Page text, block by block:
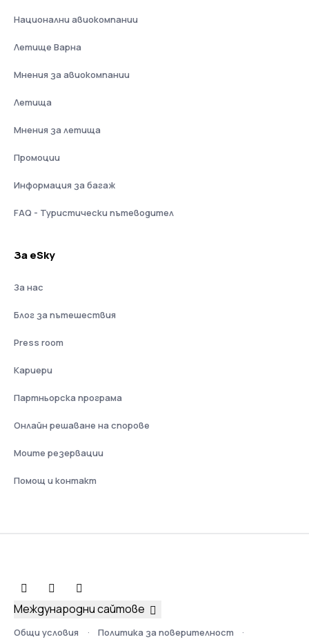
Национални авиокомпании
Летище Варна
Мнения за авиокомпании
Летища
Мнения за летища
Промоции
Информация за багаж
FAQ - Туристически пътеводител
За eSky
За нас
Блог за пътешествия
Press room
Кариери
Партньорска програма
Онлайн решаване на спорове
Моите резервации
Помощ и контакт
Общи условия Политика за поверителност
Международни сайтове